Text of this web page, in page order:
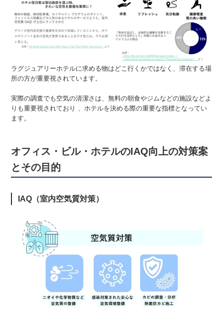
ラグジュアリーホテルに求める物はどこ行くかではなく、滞在する場
所の方が重要視されています。
実際の調査でも空気の清潔さは、無料の朝食やジムなどの施設などよ
りも重要視されており 、ホテルを決める際の重要な指標となってい
ます。
オフィス・ビル・ホテルのIAQ向上の対策案
とその目的
IAQ（室内空気質対策）